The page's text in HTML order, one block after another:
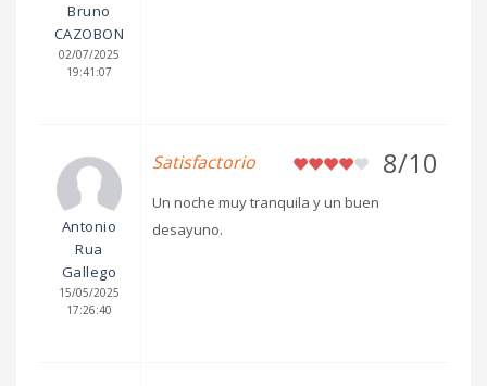
Bruno
CAZOBON
02/07/2025
19:41:07
Antonio
Rua
Gallego
15/05/2025
17:26:40
Satisfactorio 8/10
Un noche muy tranquila y un buen
desayuno.